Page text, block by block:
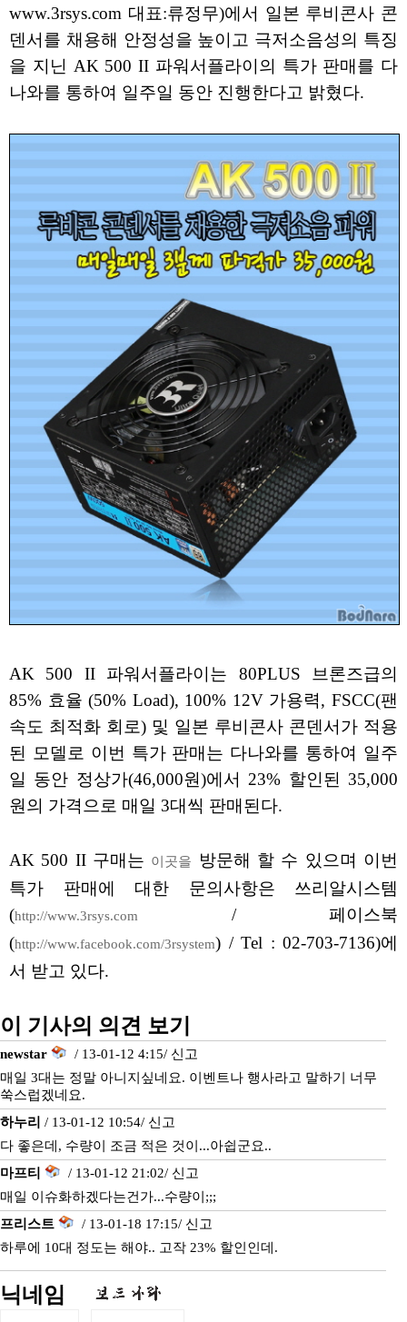
www.3rsys.com 대표:류정무)에서 일본 루비콘사 콘
덴서를 채용해 안정성을 높이고 극저소음성의 특징
을 지닌 AK 500 II 파워서플라이의 특가 판매를 다
나와를 통하여 일주일 동안 진행한다고 밝혔다.
AK 500 II 파워서플라이는 80PLUS 브론즈급의
85% 효율 (50% Load), 100% 12V 가용력, FSCC(팬
속도 최적화 회로) 및 일본 루비콘사 콘덴서가 적용
된 모델로 이번 특가 판매는 다나와를 통하여 일주
일 동안 정상가(46,000원)에서 23% 할인된 35,000
원의 가격으로 매일 3대씩 판매된다.
AK 500 II 구매는 이곳을
방문해 할 수 있으며 이번
특가 판매에 대한 문의사항은 쓰리알시스템
(http://www.3rsys.com
/ 페이스북
(http://www.facebook.com/3rsystem) / Tel : 02-703-7136)에
서 받고 있다.
이 기사의 의견 보기
newstar / 13-01-12 4:15/ 신고
매일 3대는 정말 아니지싶네요. 이벤트나 행사라고 말하기 너무
쑥스럽겠네요.
하누리 / 13-01-12 10:54/ 신고
다 좋은데, 수량이 조금 적은 것이...아쉽군요..
마프티
/ 13-01-12 21:02/ 신고
매일 이슈화하겠다는건가...수량이;;;
프리스트
/ 13-01-18 17:15/ 신고
하루에 10대 정도는 해야.. 고작 23% 할인인데.
닉네임